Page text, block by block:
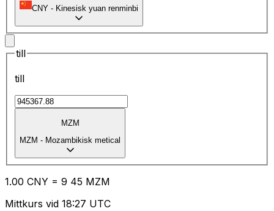
CNY - Kinesisk yuan renminbi
till
till
MZM
MZM - Mozambikisk metical
1.00 CNY = 9 45 MZM
Mittkurs vid 18:27 UTC